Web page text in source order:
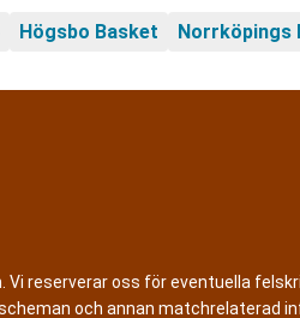
Högsbo Basket Norrköpings
reserverar oss för eventuella
och annan matchrelaterad